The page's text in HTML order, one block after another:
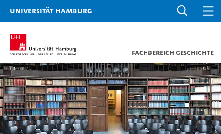
Universität Hamburg
Fachbereich Geschichte